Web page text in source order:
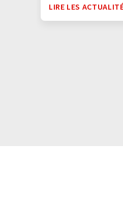
LIRE LES